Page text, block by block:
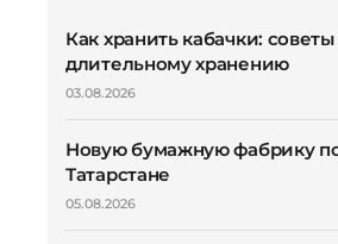
Как хранить кабачки:
длительному хранению
03.08.2026
Новую бумажную фабрику
Татарстане
05.08.2026